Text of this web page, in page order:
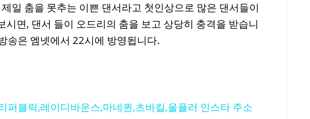
일 춤을 못추는 이쁜 댄서라고 첫인상으로 많은 댄서들이
면, 댄서 들이 오드리의 춤을 보고 상당히 충격을 받습니
송은 엠넷에서 22시에 방영됩니다.
퍼블릭,레이디바운스,마네퀸,츠바킬,울플러 인스타 주소